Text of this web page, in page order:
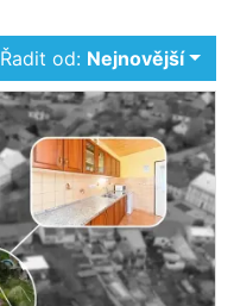
Řadit od: Nejnovější